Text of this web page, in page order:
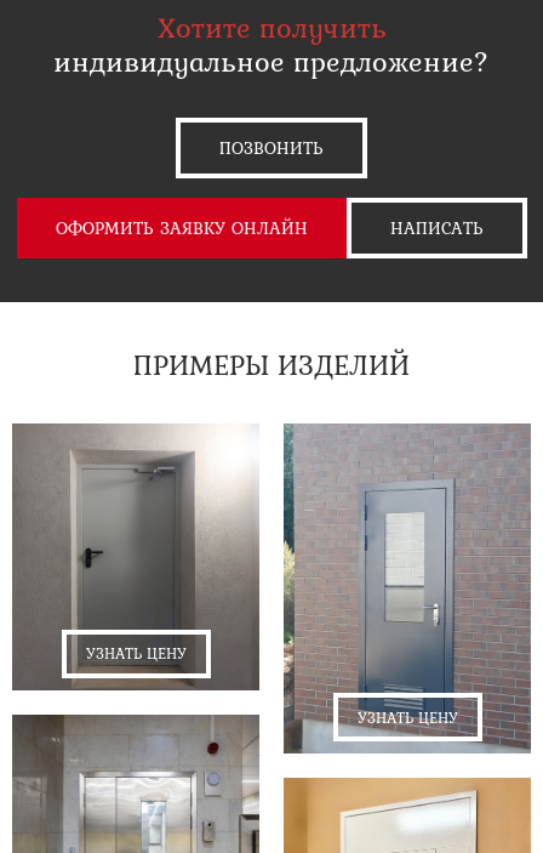
Хотите получить
индивидуальное предложение?
ПОЗВОНИТЬ
ОФОРМИТЬ ЗАЯВКУ ОНЛАЙН НАПИСАТЬ
ПРИМЕРЫ ИЗДЕЛИЙ
УЗНАТЬ ЦЕНУ
УЗНАТЬ ЦЕНУ